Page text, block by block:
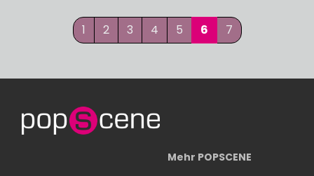
1 2 3 4 5 6 7
Mehr POPSCENE